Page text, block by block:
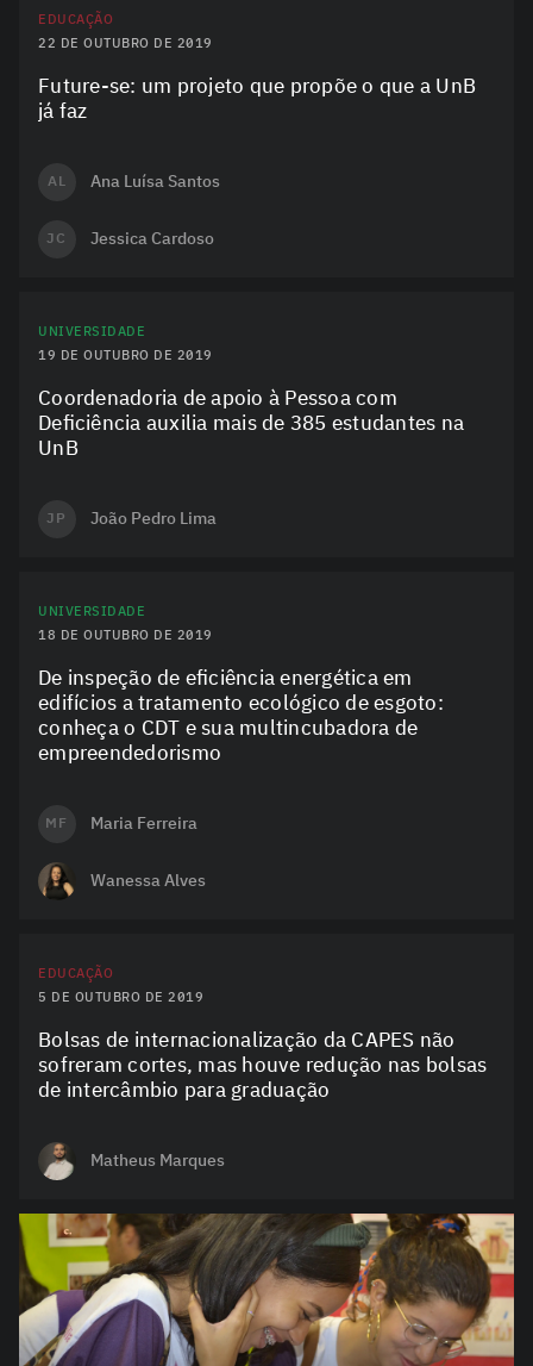
EDUCAÇÃO
22 DE OUTUBRO DE 2019
Future-se: um projeto que propõe o que a UnB
já faz
AL Ana Luísa Santos
JC Jessica Cardoso
UNIVERSIDADE
19 DE OUTUBRO DE 2019
Coordenadoria de apoio à Pessoa com
Deficiência auxilia mais de 385 estudantes na
UnB
JP João Pedro Lima
UNIVERSIDADE
18 DE OUTUBRO DE 2019
De inspeção de eficiência energética em
edifícios a tratamento ecológico de esgoto:
conheça o CDT e sua multincubadora de
empreendedorismo
MF Maria Ferreira
Wanessa Alves
EDUCAÇÃO
5 DE OUTUBRO DE 2019
Bolsas de internacionalização da CAPES não
sofreram cortes, mas houve redução nas bolsas
de intercâmbio para graduação
Matheus Marques